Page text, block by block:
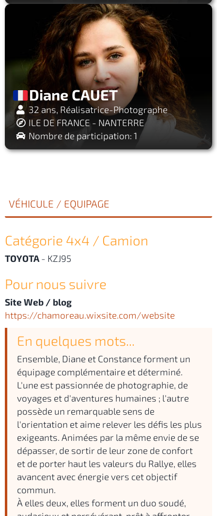
Diane CAUET
32 ans, Réalisatrice-Photographe
ILE DE FRANCE - NANTERRE
Nombre de participation: 1
VÉHICULE / EQUIPAGE
Catégorie 4x4 / Camion
TOYOTA - KZJ95
Pour nous suivre
Site Web / blog
https://chamoreau.wixsite.com/website
En quelques mots...
Ensemble, Diane et Constance forment un
équipage complémentaire et déterminé.
L'une est passionnée de photographie, de
voyages et d'aventures humaines ; l'autre
possède un remarquable sens de
l'orientation et aime relever les défis les plus
exigeants. Animées par la même envie de se
dépasser, de sortir de leur zone de confort
et de porter haut les valeurs du Rallye, elles
avancent avec énergie vers cet objectif
commun.
À elles deux, elles forment un duo soudé,